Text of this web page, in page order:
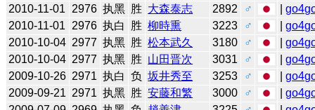
2010-11-01
2976 执黑 胜 大森泰志 2892 ♂ |
2010-11-01
2976 执白 胜 柳時熏 3223 ♂ |
2010-10-04 2977 执黑 胜 松本武久 3180 ♂ |
2010-10-04 2977 执黑 胜 山田晋次 3031 ♂ |
2009-10-26 2971 执白 负 坂井秀至 3253 ♂ |
2009-09-21 2971 执黑 胜 安藤和繁 3000 ♂ |